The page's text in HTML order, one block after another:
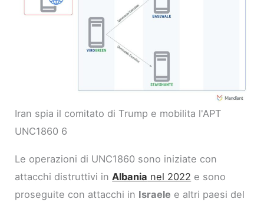
Iran spia il comitato di Trump e mobilita l'APT
UNC1860 6
Le operazioni di UNC1860 sono iniziate con
attacchi distruttivi inAlbania nel 2022 e sono
proseguite con attacchi in Israele e altri paesi del